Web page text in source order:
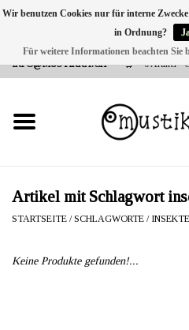
VERSANDKOSTEN 0 CHF INNERHALB
INFO@MUSTIKKA.CH
0 Artikel -
NEU BEI UNS
SHOP - A PIECE OF
FINLAND FOR YOU
Artikel mit Schlagwort
STARTSEITE /SCHLAGWORTE /
Keine Produkte gefunden!...
Wir benutzen Cookies nur für interne
in Ordnung?
Für weitere Informationen beachten Sie